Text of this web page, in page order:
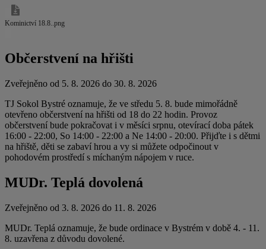
Kominictví 18.8..png
Občerstvení na hřišti
Zveřejněno od 5. 8. 2026 do 30. 8. 2026
TJ Sokol Bystré oznamuje, že ve středu 5. 8. bude mimořádně
otevřeno občerstvení na hřišti od 18 do 22 hodin. Provoz
občerstvení bude pokračovat i v měsíci srpnu, otevírací doba pátek
16:00 - 22:00, So 14:00 - 22:00 a Ne 14:00 - 20:00. Přijďte i s dětmi
na hřiště, děti se zabaví hrou a vy si můžete odpočinout v
pohodovém prostředí s míchaným nápojem v ruce.
MUDr. Teplá dovolená
Zveřejněno od 3. 8. 2026 do 11. 8. 2026
MUDr. Teplá oznamuje, že bude ordinace v Bystrém v době 4. - 11.
8. uzavřena z důvodu dovolené.